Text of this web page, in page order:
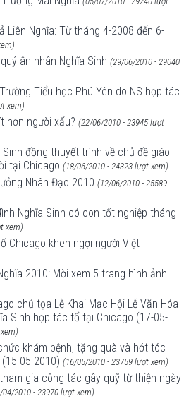
Liên Nghĩa: Từ tháng 4-2008 đến 6-
ân nhân Nghĩa Sinh (29/06/2010 - 29040
Tiểu học Phú Yên do NS hợp tác
xem)
hơn người xấu? (22/06/2010 - 23945 lượt
đồng thuyết trình về chủ đề giáo
tại Chicago (18/06/2010 - 24323 lượt xem)
Nhân Đạo 2010 (12/06/2010 - 25589
Nghĩa Sinh có con tốt nghiệp tháng
xem)
Chicago khen ngợi người Việt
2010: Mời xem 5 trang hình ảnh
chủ tọa Lễ Khai Mạc Hội Lễ Văn Hóa
Sinh hợp tác tổ tại Chicago (17-05-
khám bệnh, tặng quà và hớt tóc
05-2010) (16/05/2010 - 23759 lượt xem)
gia công tác gây quỹ từ thiện ngày
04/2010 - 23970 lượt xem)